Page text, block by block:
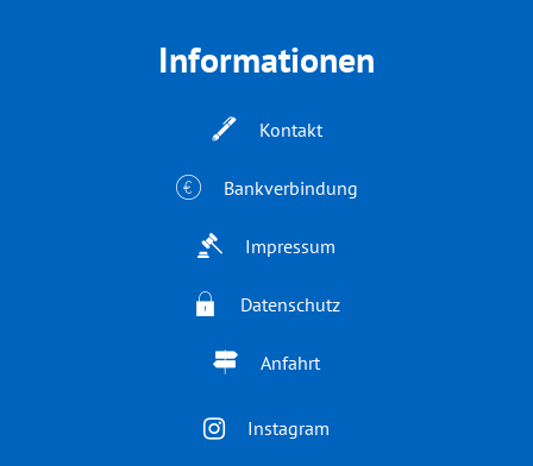
Informationen
Kontakt
Bankverbindung
Impressum
Datenschutz
Anfahrt
Instagram